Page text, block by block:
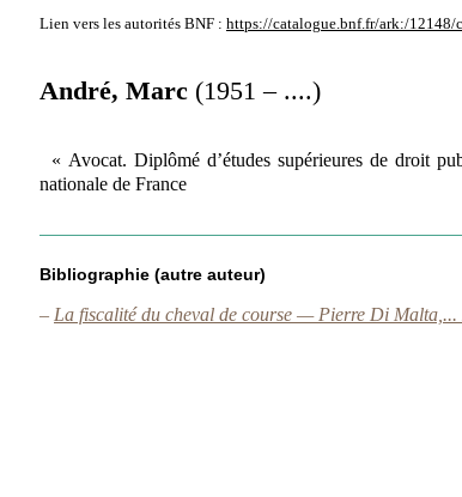
Lien vers les autorités BNF : https://catalogue.bnf.fr/ark:/12148/
André, Marc (1951 – ....)
« Avocat. Diplômé d’études supérieures de droit
nationale de France
Bibliographie (autre auteur)
– La fiscalité du cheval de course — Pierre Di Malta,...